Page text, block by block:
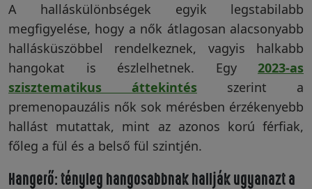
A halláskülönbségek egyik legstabilabb
megfigyelése, hogy a nők átlagosan alacsonyabb
hallásküszöbbel rendelkeznek, vagyis halkabb
hangokat is észlelhetnek. Egy 2023-as
szisztematikus áttekintés szerint a
premenopauzális nők sok mérésben érzékenyebb
hallást mutattak, mint az azonos korú férfiak,
főleg a fül és a belső fül szintjén.
Hangerő: tényleg hangosabbnak hallják ugyanazt a